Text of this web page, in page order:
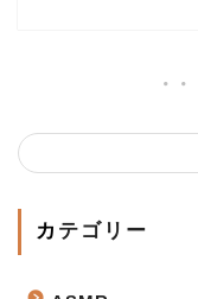
カテゴリー